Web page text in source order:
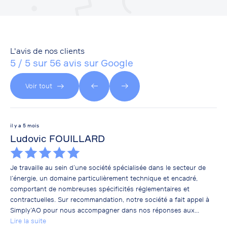
L'avis de nos clients
5 / 5 sur 56 avis sur Google
Voir tout
il y a 5 mois
Ludovic FOUILLARD
Je travaille au sein d’une société spécialisée dans le secteur de
l’énergie, un domaine particulièrement technique et encadré,
comportant de nombreuses spécificités réglementaires et
contractuelles. Sur recommandation, notre société a fait appel à
Simply’AO pour nous accompagner dans nos réponses aux
marchés publics, notamment pour la qualité reconnue de leurs
Lire la suite